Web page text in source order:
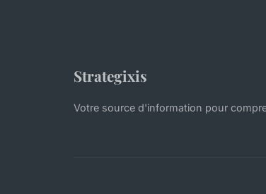
Strategixis
Votre source d'information pour